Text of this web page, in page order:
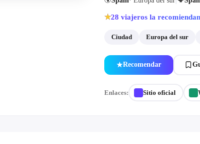
★28 viajeros la recomiendan
Ciudad Europa del sur
★Recomendar
Enlaces: Sitio oficial